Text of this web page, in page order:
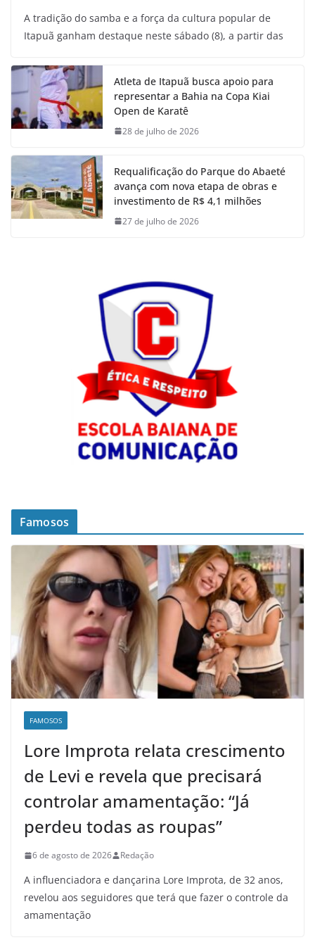
A tradição do samba e a força da cultura popular de
Itapuã ganham destaque neste sábado (8), a partir das
Atleta de Itapuã busca apoio para
representar a Bahia na Copa Kiai
Open de Karatê
28 de julho de 2026
Requalificação do Parque do Abaeté
avança com nova etapa de obras e
investimento de R$ 4,1 milhões
27 de julho de 2026
Famosos
FAMOSOS
Lore Improta relata crescimento
de Levi e revela que precisará
controlar amamentação: “Já
perdeu todas as roupas”
6 de agosto de 2026 Redação
A influenciadora e dançarina Lore Improta, de 32 anos,
revelou aos seguidores que terá que fazer o controle da
amamentação